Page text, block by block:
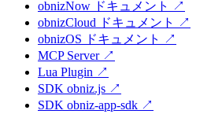
obnizNow ドキュメント
↗
obnizCloud ドキュメント
↗
obnizOS ドキュメント
↗
MCP Server ↗
Lua Plugin ↗
SDK obniz.js ↗
SDK obniz-app-sdk ↗